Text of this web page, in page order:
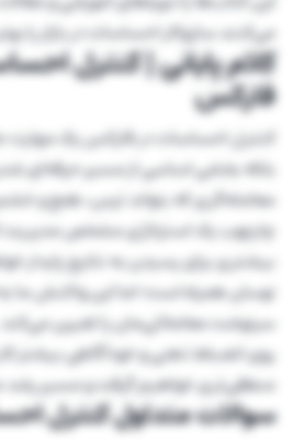
می‌کنند سازوکار احساسات در بازار را
کلام پایانی | کنترل
فارکس
کنترل احساسات در فارکس یک مهارت
بلکه بخشی اساسی از مسیر حرفه‌ای
معامله‌گری که بتواند ترس، طمع و خشم
چارچوب یک استراتژی مشخص مدیریت
بیشتری برای رسیدن به نتایج پایدار
نوسان همراه است؛ اما این واکنش ما
سرنوشت معاملاتی‌مان را تعیین
روی انضباط ذهنی و خودآگاهی بیشتر
منطقی‌تری خواهیم گرفت و مسیر رشد
سوالات متداول کنترل